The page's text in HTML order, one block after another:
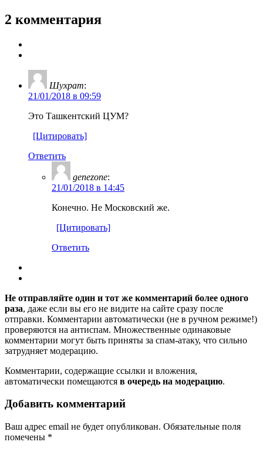
2 комментария
Шухрат:
21/01/2018 в 09:59
Это Ташкентский ЦУМ?
[Цитировать]
Ответить
genezone:
21/01/2018 в 14:45
Конечно. Не Московский же.
[Цитировать]
Ответить
Не отправляйте один и тот же комментарий более одного
раза, даже если вы его не видите на сайте сразу после
отправки. Комментарии автоматически (не в ручном режиме!)
проверяются на антиспам. Множественные одинаковые
комментарии могут быть приняты за спам-атаку, что сильно
затрудняет модерацию.
Комментарии, содержащие ссылки и вложения,
автоматически помещаются в очередь на модерацию.
Добавить комментарий
Ваш адрес email не будет опубликован. Обязательные поля
помечены *